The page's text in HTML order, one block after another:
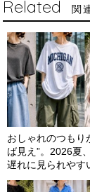
Related 関
おしゃれのつもり
ば見え”。2026夏
遅れに見られやす